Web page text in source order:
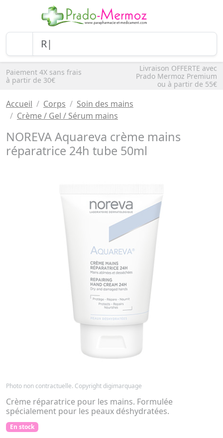
Paiement 4X sans frais
à partir de 30€
Livraison OFFERTE avec
Prado Mermoz Premium
ou à partir de 55€
Accueil Corps
Soin des mains
Crème / Gel / Sérum mains
NOREVA Aquareva crème mains
réparatrice 24h tube 50ml
Photo non contractuelle. Copyright digimarquage
Crème réparatrice pour les mains. Formulée
spécialement pour les peaux déshydratées.
En stock